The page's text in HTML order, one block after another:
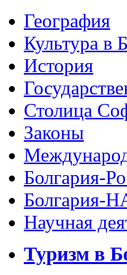
География
Культура в
История
Столица
Законы
Болгария-
Болгария-
Научная
Туризм в